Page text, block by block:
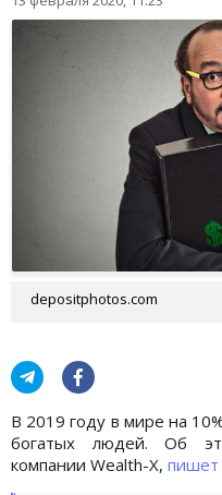
depositphotos.com
В 2019 году в мире на
богатых людей. Об
компании Wealth-X, пишет